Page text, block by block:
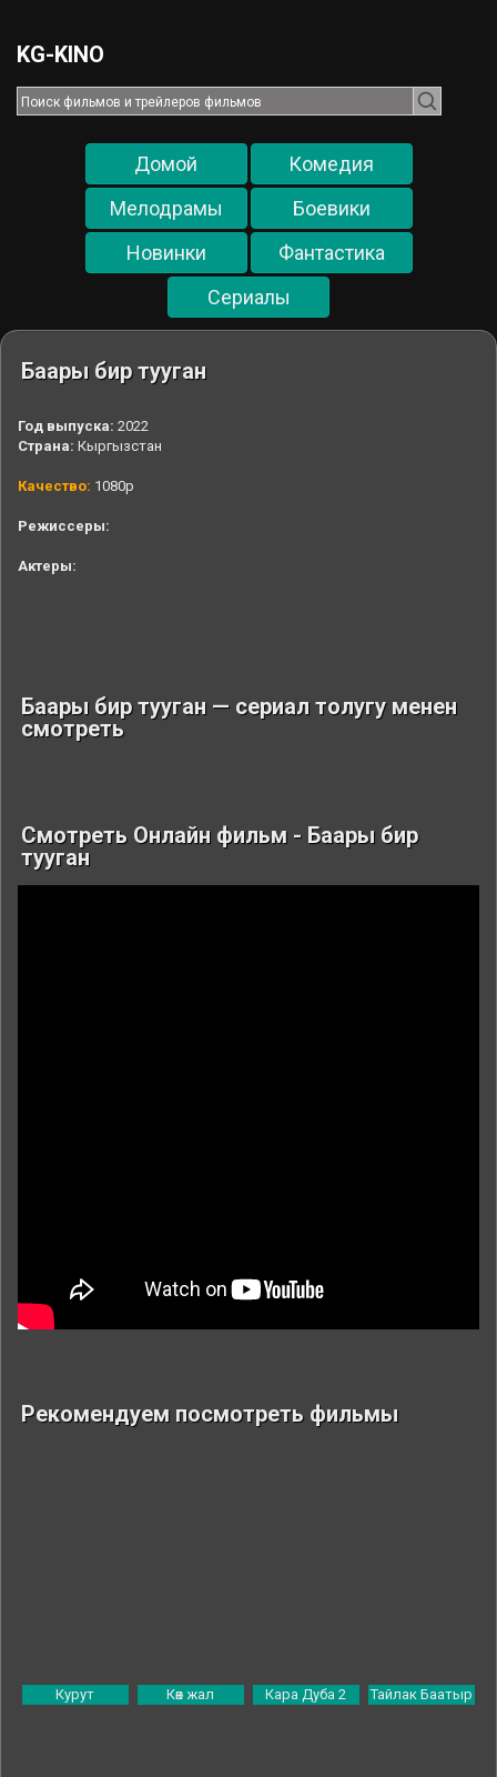
KG-KINO
Домой
Комедия
Мелодрамы
Боевики
Новинки
Фантастика
Cериалы
Баары бир тууган
Год выпуска: 2022
Страна: Кыргызстан
Качество: 1080p
Режиссеры:
Актеры:
Баары бир тууган — сериал толугу менен
смотреть
Смотреть Онлайн фильм - Баары бир
тууган
Рекомендуем посмотреть фильмы
Курут Көк жал Кара Дуба 2 Тайлак Баатыр